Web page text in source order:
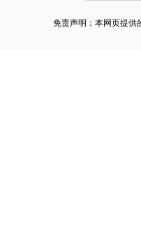
免责声明：本网页提供